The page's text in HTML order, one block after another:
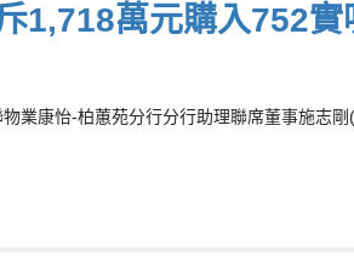
1,718萬元購入752實
業康怡-柏蕙苑分行分行助理聯席董事施志